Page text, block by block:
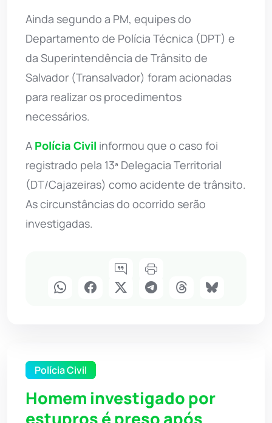
Ainda segundo a PM, equipes do
Departamento de Polícia Técnica (DPT) e
da Superintendência de Trânsito de
Salvador (Transalvador) foram acionadas
para realizar os procedimentos
necessários.
A Polícia Civil informou que o caso foi
registrado pela 13ª Delegacia Territorial
(DT/Cajazeiras) como acidente de trânsito.
As circunstâncias do ocorrido serão
investigadas.
Polícia Civil
Homem investigado por
estupros é preso após